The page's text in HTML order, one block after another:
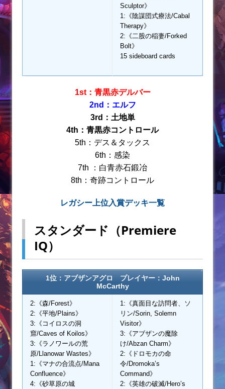
Sculptor》
1:《陰謀団式療法/Cabal
Therapy》
2:《二股の稲妻/Forked
Bolt》
15 sideboard cards
1st：青黒赤デルバー
2nd：エルフ
3rd：土地単
4th：青黒赤コントロール
5th：デス＆タックス
6th：感染
7th ：白青赤石鍛冶
8th：奇跡コントロール
レガシー上位入賞デッキ一覧
スタンダード（Premiere
IQ）
1位：アブザンアグロ プレイヤー：John
McCarthy
2:《森/Forest》
2:《平地/Plains》
3:《コイロスの洞
窟/Caves of Koilos》
3:《ラノワールの荒
原/Llanowar Wastes》
1:《マナの合流点/Mana
Confluence》
4:《砂草原の城
1:《真面目な訪問者、ソ
リン/Sorin, Solemn
Visitor》
3:《アブザンの魔除
け/Abzan Charm》
2:《ドロモカの命
令/Dromoka’s
Command》
2:《英雄の破滅/Hero’s